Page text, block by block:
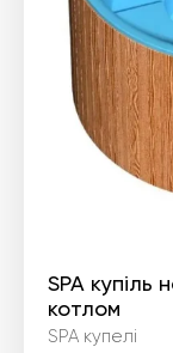
SPA купіль
котлом
SPA купелі